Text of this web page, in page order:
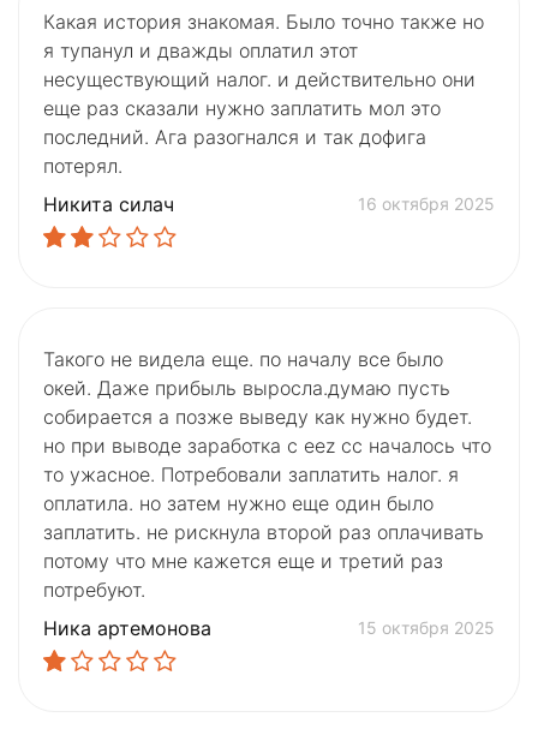
Какая история знакомая. Было точно также но
я тупанул и дважды оплатил этот
несуществующий налог. и действительно они
еще раз сказали нужно заплатить мол это
последний. Ага разогнался и так дофига
потерял.
Никита силач
16 октября 2025
Такого не видела еще. по началу все было
окей. Даже прибыль выросла.думаю пусть
собирается а позже выведу как нужно будет.
но при выводе заработка с eez cc началось что
то ужасное. Потребовали заплатить налог. я
оплатила. но затем нужно еще один было
заплатить. не рискнула второй раз оплачивать
потому что мне кажется еще и третий раз
потребуют.
Ника артемонова
15 октября 2025